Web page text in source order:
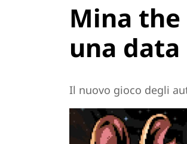
Mina
una
Il nuovo gioco degli